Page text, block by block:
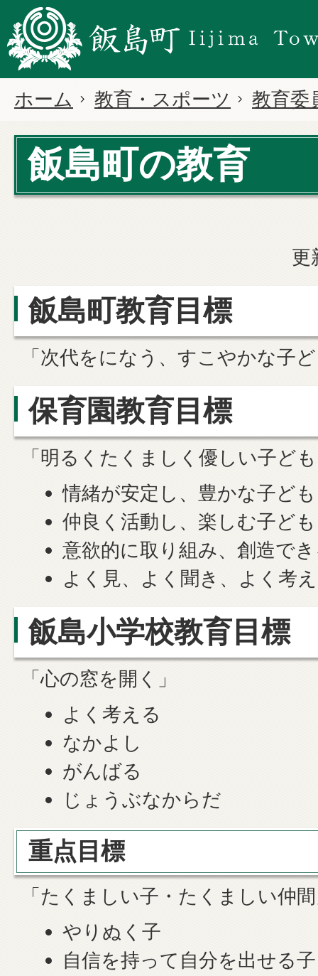
ホーム 教育・スポーツ 教育委
飯島町の教育
更
飯島町教育目標
「次代をになう、すこやかな子
保育園教育目標
「明るくたくましく優しい子ど
情緒が安定し、豊かな子ども
仲良く活動し、楽しむ子ども
意欲的に取り組み、創造で
よく見、よく聞き、よく考
飯島小学校教育目標
「心の窓を開く」
よく考える
なかよし
がんばる
じょうぶなからだ
重点目標
「たくましい子・たくましい仲
やりぬく子
自信を持って自分を出せる子